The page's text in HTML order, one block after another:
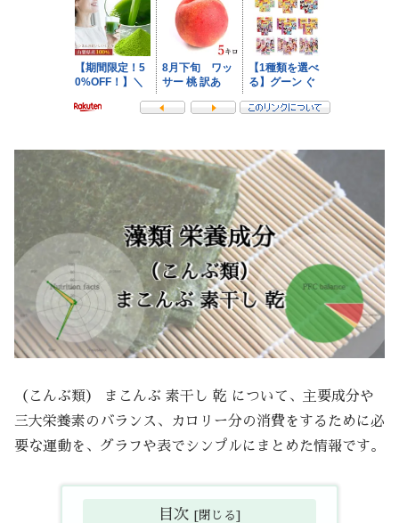
（こんぶ類） まこんぶ 素干し 乾 について、主要成分や
三大栄養素のバランス、カロリー分の消費をするために必
要な運動を、グラフや表でシンプルにまとめた情報です。
目次